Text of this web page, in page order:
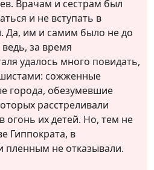
Врачам и сестрам был
и не вступать в
Да, им и самим было не до
за время
удалось много повидать,
сожженные
города, обезумевшие
расстреливали
огонь их детей. Но, тем не
Гиппократа, в
не отказывали.